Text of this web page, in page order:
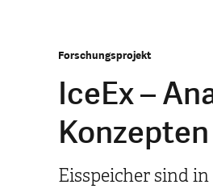
Forschungsprojekt
IceEx –
Eisspeicher sind